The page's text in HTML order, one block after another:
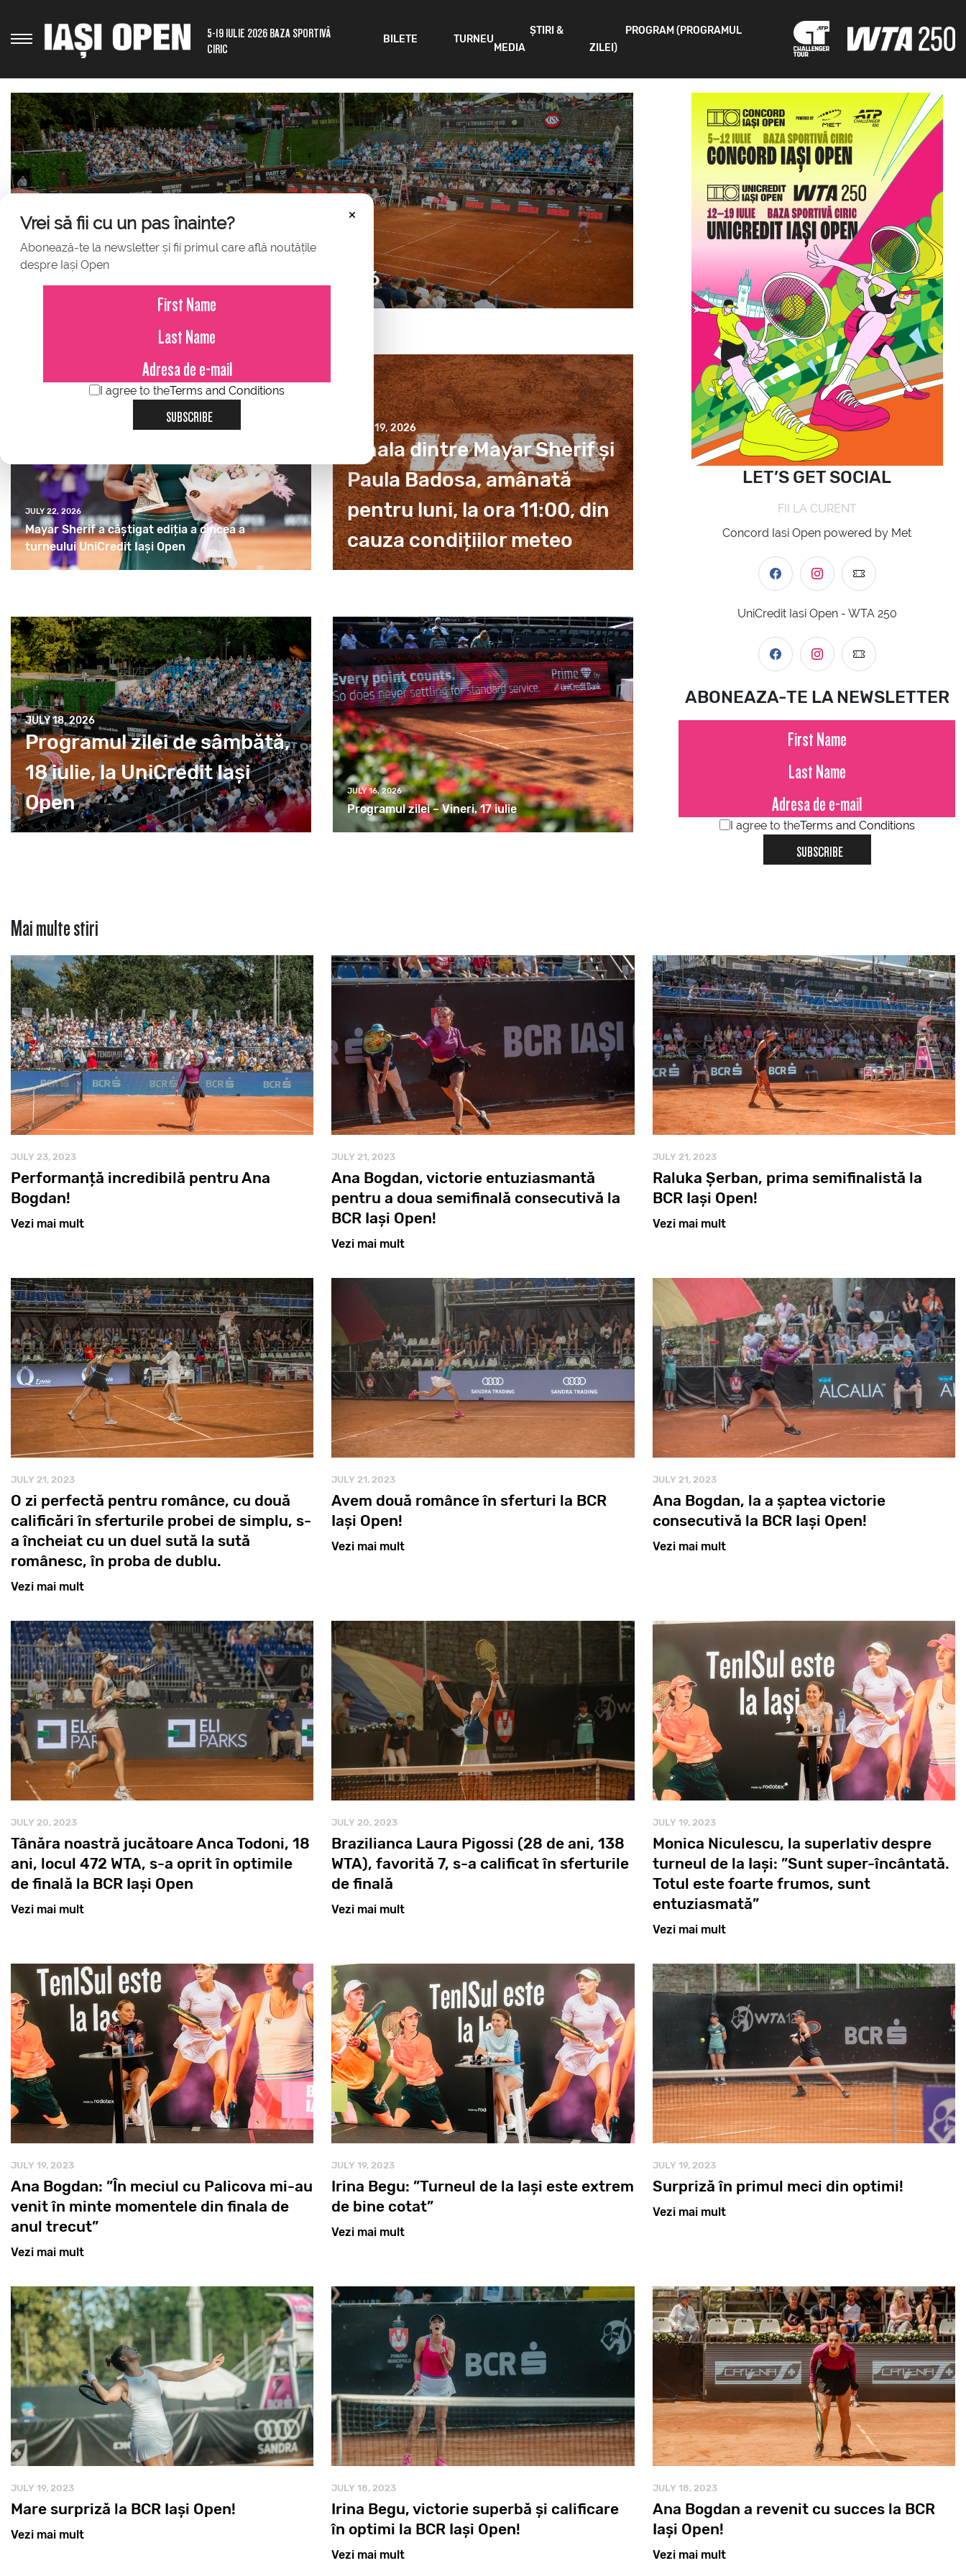
5-19 IULIE 2026 BAZA SPORTIVĂ
CIRIC
BILETE TURNEU
ȘTIRI &
MEDIA
PROGRAM (PROGRAMUL
ZILEI)
×
Vrei să fii cu un pas înainte?
Abonează-te la newsletter și fii primul care află noutățile
despre Iași Open
I agree to theTerms and Conditions
SUBSCRIBE
Comunicat de presă – Iași Open 2026
JULY 22, 2026
Mayar Sherif a câștigat ediția a cincea a
turneului UniCredit Iași Open
JULY 19, 2026
Finala dintre Mayar Sherif și
Paula Badosa, amânată
pentru luni, la ora 11:00, din
cauza condițiilor meteo
JULY 18, 2026
Programul zilei de sâmbătă,
18 iulie, la UniCredit Iași
Open
JULY 16, 2026
Programul zilei – Vineri, 17 iulie
LET’S GET SOCIAL
FII LA CURENT
Concord Iasi Open powered by Met
UniCredit Iasi Open - WTA 250
ABONEAZA-TE LA NEWSLETTER
I agree to theTerms and Conditions
SUBSCRIBE
Mai multe stiri
JULY 23, 2023
Performanță incredibilă pentru Ana
Bogdan!
Vezi mai mult
JULY 21, 2023
Ana Bogdan, victorie entuziasmantă
pentru a doua semifinală consecutivă la
BCR Iași Open!
Vezi mai mult
JULY 21, 2023
Raluka Șerban, prima semifinalistă la
BCR Iași Open!
Vezi mai mult
JULY 21, 2023
O zi perfectă pentru românce, cu două
calificări în sferturile probei de simplu, s-
a încheiat cu un duel sută la sută
românesc, în proba de dublu.
Vezi mai mult
JULY 21, 2023
Avem două românce în sferturi la BCR
Iași Open!
Vezi mai mult
JULY 21, 2023
Ana Bogdan, la a șaptea victorie
consecutivă la BCR Iași Open!
Vezi mai mult
JULY 20, 2023
Tânăra noastră jucătoare Anca Todoni, 18
ani, locul 472 WTA, s-a oprit în optimile
de finală la BCR Iași Open
Vezi mai mult
JULY 20, 2023
Brazilianca Laura Pigossi (28 de ani, 138
WTA), favorită 7, s-a calificat în sferturile
de finală
Vezi mai mult
JULY 19, 2023
Monica Niculescu, la superlativ despre
turneul de la Iași: ”Sunt super-încântată.
Totul este foarte frumos, sunt
entuziasmată”
Vezi mai mult
JULY 19, 2023
Ana Bogdan: ”În meciul cu Palicova mi-au
venit în minte momentele din finala de
anul trecut”
Vezi mai mult
JULY 19, 2023
Irina Begu: ”Turneul de la Iași este extrem
de bine cotat”
Vezi mai mult
JULY 19, 2023
Surpriză în primul meci din optimi!
Vezi mai mult
JULY 19, 2023
Mare surpriză la BCR Iași Open!
Vezi mai mult
JULY 18, 2023
Irina Begu, victorie superbă și calificare
în optimi la BCR Iași Open!
Vezi mai mult
JULY 18, 2023
Ana Bogdan a revenit cu succes la BCR
Iași Open!
Vezi mai mult